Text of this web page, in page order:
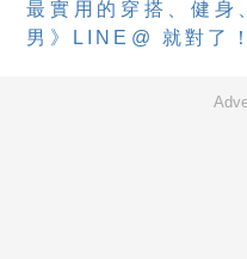
最實用的穿搭、健身
男》LINE@ 就對了！